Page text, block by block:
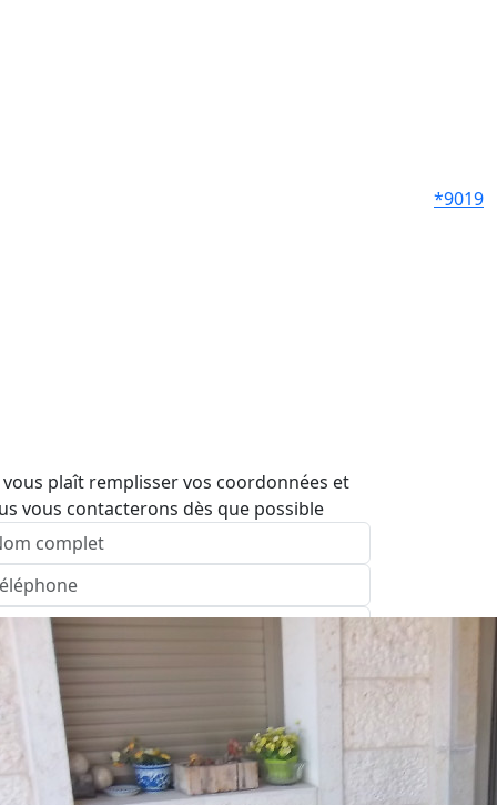
*9019
vous plaît remplisser vos coordonnées et
vous contacterons dès que possible